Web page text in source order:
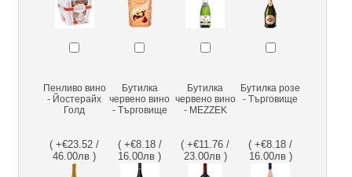
Пенливо вино
- Йостерайх
Голд
( +€23.52 /
46.00лв )
Бутилка
червено вино
- Търговище
( +€8.18 /
16.00лв )
Бутилка
червено вино
- MEZZEK
( +€11.76 /
23.00лв )
Бутилка розе
- Търговище
( +€8.18 /
16.00лв )